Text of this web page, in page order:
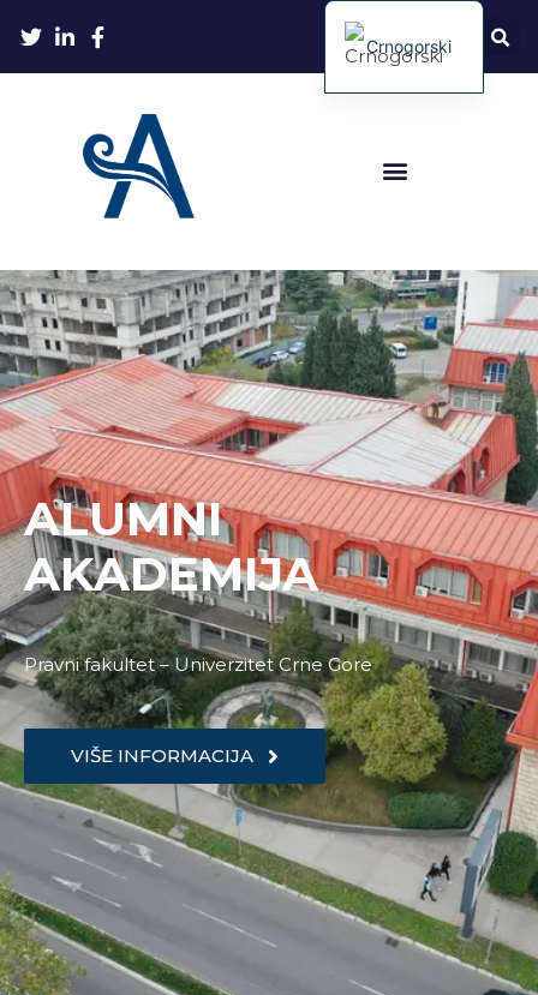
ALUMNI
AKADEMIJA
Pravni fakultet – Univerzitet Crne Gore
VIŠE INFORMACIJA
Crnogorski